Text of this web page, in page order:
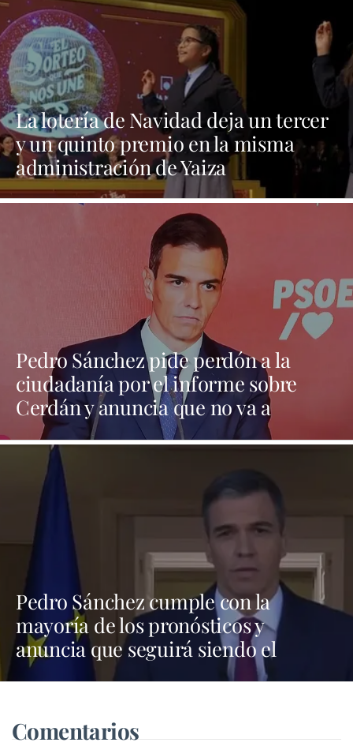
La lotería de Navidad deja un tercer
y un quinto premio en la misma
administración de Yaiza
Pedro Sánchez pide perdón a la
ciudadanía por el informe sobre
Cerdán y anuncia que no va a
dimitir y que no convocará
elecciones hasta 2027
Pedro Sánchez cumple con la
mayoría de los pronósticos y
anuncia que seguirá siendo el
presidente de todos los españoles
Comentarios